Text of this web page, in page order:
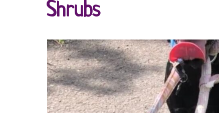
Shrubs